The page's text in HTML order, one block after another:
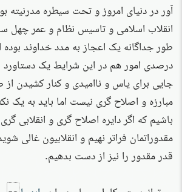
آور در دنیای امروز و تحت سیطره مدرنیته
انقلاب اسلامی و تاسیس نظام و عمر چهل
طور جداگانه یک اعجاز به مدد خداوند
درصدی امور هم در این شرایط یک
جایی برای یاس و ناامیدی و کنار کشیدن
مبارزه و اصلاح گری نیست اما باید به یک
باشیم که اگر دایره اصلاح گری و انقلابی
مقدوراتمان فراتر نهیم و انقلابیون غالی
قدر مقدور را نیز از دست بدهیم.